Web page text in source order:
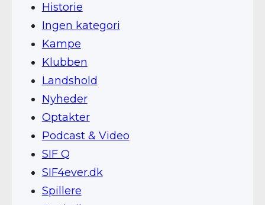
Historie
Ingen kategori
Kampe
Klubben
Landshold
Nyheder
Optakter
Podcast & Video
SIF Q
SIF4ever.dk
Spillere